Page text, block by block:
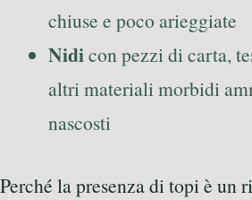
chiuse e poco arieggiate
Nidicon pezzi di carta,
altri materiali morbidi
nascosti
Perché la presenza di topi è un